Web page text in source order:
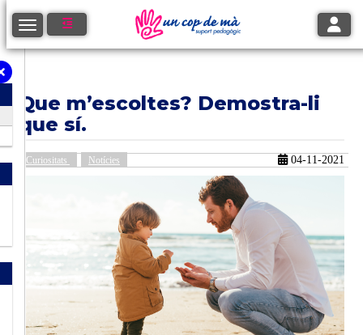
Toggle navigation
Que m’escoltes? Demostra-li
que sí.
Curiositats Notícies 04-11-2021